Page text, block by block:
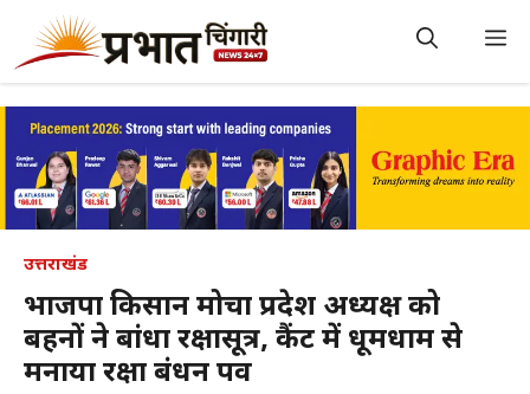
content
उत्तराखंड
भाजपा किसान मोर्चा प्रदेश अध्यक्ष को
बहनों ने बांधा रक्षासूत्र, कैंट में धूमधाम से
मनाया रक्षा बंधन पर्व